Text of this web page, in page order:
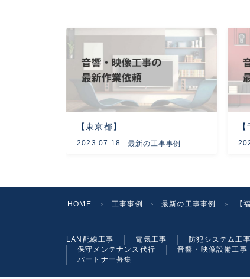
【東京都】
2023.07.18 最新の工事事例
HOME ＞ 工事事例 ＞ 最新の工事事例 ＞ 【
LAN配線工事 電気工事 防犯システム工事
保守メンテナンス代行
音響・映像設備工事
パートナー募集